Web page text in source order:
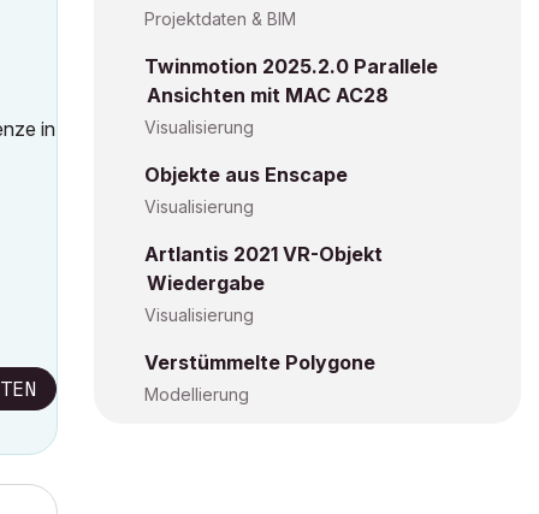
in
Projektdaten & BIM
Twinmotion 2025.2.0 Parallele
Ansichten mit MAC AC28
Visualisierung
Objekte aus Enscape
Visualisierung
Artlantis 2021 VR-Objekt
Wiedergabe
Visualisierung
Verstümmelte Polygone
Modellierung